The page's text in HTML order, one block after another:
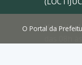
Horário
O Portal da